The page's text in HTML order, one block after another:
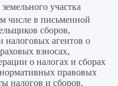
участка
числе в письменной
сборов,
налоговых агентов о
взносах,
о налогах и сборах
правовых
налогов и сборов,